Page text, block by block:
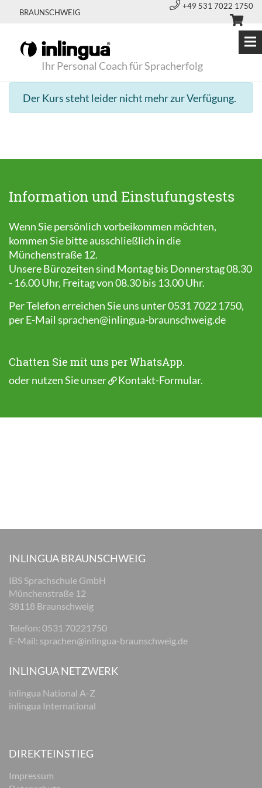
BRAUNSCHWEIG
+49 531 7022 1750
Ihr Personal Coach für Spracherfolg
Der Kurs steht leider nicht mehr zur Verfügung.
Information und Einstufungstests
Wenn Sie persönlich vorbeikommen möchten,
kommen Sie bitte ausschließlich in die
Münchenstraße 12.
Unsere Bürozeiten sind Montag bis Donnerstag 08.30
- 16.00 Uhr, Freitag von 08.30 bis 13.00 Uhr.
Per Telefon erreichen Sie uns unter 0531 7022 1750,
per E-Mail sprachen@inlingua-braunschweig.de
Chatten Sie mit uns per WhatsApp.
oder nutzen Sie unser Kontakt-Formular.
INLINGUA BRAUNSCHWEIG
IBS Sprachschule GmbH
Münchenstraße 12
38118 Braunschweig
Telefon: 0531 70221750
E-Mail: sprachen@inlingua-braunschweig.de
INLINGUA NETZWERK
inlingua National A-Z
inlingua International
DIREKTEINSTIEG
Impressum